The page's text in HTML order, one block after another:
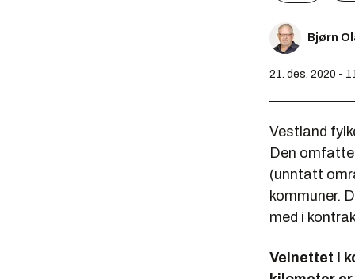
Bjørn
21. des. 2020 -
Vestland
Den
(unntatt
kommuner.
med i
Veinettet i